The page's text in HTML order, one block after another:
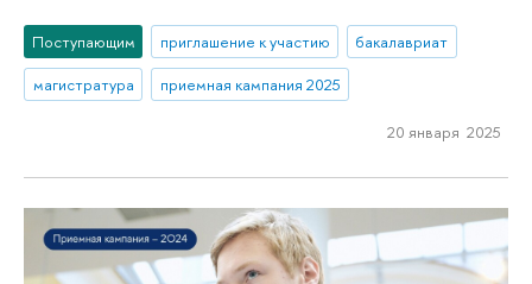
Поступающим приглашение к участию
бакалавриат
магистратура
приемная кампания 2025
20 января 2025